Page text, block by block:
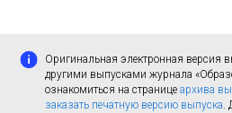
Оригинальная электронная версия
другими выпусками журнала
ознакомиться на странице архива
заказать печатную версию выпуска.